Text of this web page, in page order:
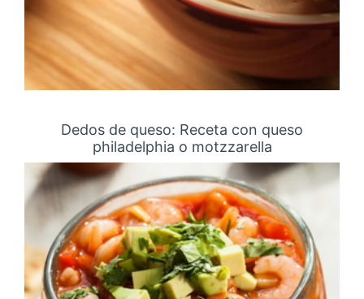
Dedos de queso: Receta con queso
philadelphia o motzzarella